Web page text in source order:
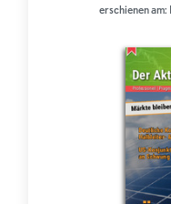
erschienen